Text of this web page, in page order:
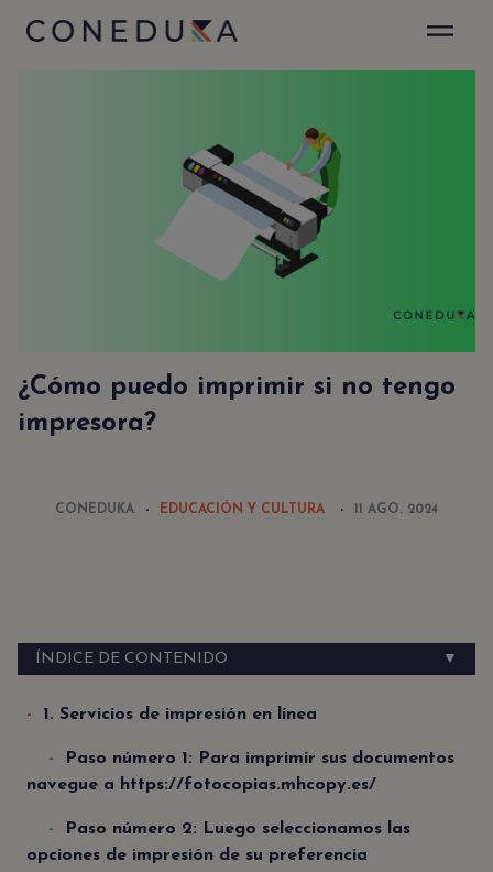
¿Cómo puedo imprimir si no tengo
impresora?
CONEDUKA EDUCACIÓN Y CULTURA 11 AGO. 2024
ÍNDICE DE CONTENIDO ▼
1. Servicios de impresión en línea
Paso número 1: Para imprimir sus documentos
navegue a https://fotocopias.mhcopy.es/
Paso número 2: Luego seleccionamos las
opciones de impresión de su preferencia
✕
Suscribirte a nuestro Newsletter es muy fácil.
Sólo déjanos tu emal y recibirás actualizaciones
de nuestro blog y anuncios especiales.